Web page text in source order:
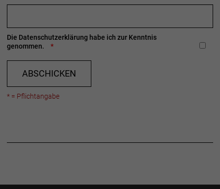
Die Datenschutzerklärung habe ich zur Kenntnis
genommen.
ABSCHICKEN
* = Pflichtangabe